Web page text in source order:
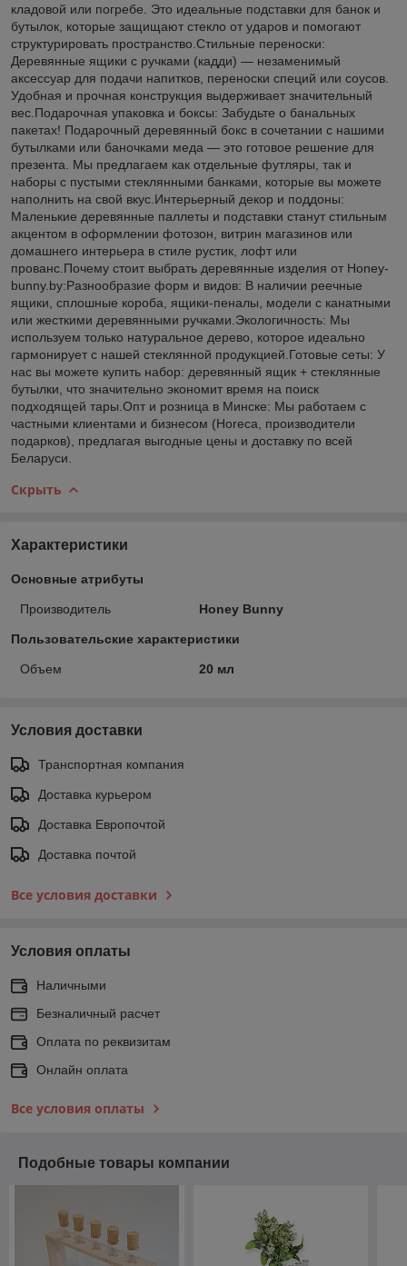
кладовой или погребе. Это идеальные подставки для банок и
бутылок, которые защищают стекло от ударов и помогают
структурировать пространство.Стильные переноски:
Деревянные ящики с ручками (кадди) — незаменимый
аксессуар для подачи напитков, переноски специй или соусов.
Удобная и прочная конструкция выдерживает значительный
вес.Подарочная упаковка и боксы: Забудьте о банальных
пакетах! Подарочный деревянный бокс в сочетании с нашими
бутылками или баночками меда — это готовое решение для
презента. Мы предлагаем как отдельные футляры, так и
наборы с пустыми стеклянными банками, которые вы можете
наполнить на свой вкус.Интерьерный декор и поддоны:
Маленькие деревянные паллеты и подставки станут стильным
акцентом в оформлении фотозон, витрин магазинов или
домашнего интерьера в стиле рустик, лофт или
прованс.Почему стоит выбрать деревянные изделия от Honey-
bunny.by:Разнообразие форм и видов: В наличии реечные
ящики, сплошные короба, ящики-пеналы, модели с канатными
или жесткими деревянными ручками.Экологичность: Мы
используем только натуральное дерево, которое идеально
гармонирует с нашей стеклянной продукцией.Готовые сеты: У
нас вы можете купить набор: деревянный ящик + стеклянные
бутылки, что значительно экономит время на поиск
подходящей тары.Опт и розница в Минске: Мы работаем с
частными клиентами и бизнесом (Horeca, производители
подарков), предлагая выгодные цены и доставку по всей
Беларуси.
Скрыть
Характеристики
Основные атрибуты
Производитель Honey Bunny
Пользовательские характеристики
Объем 20 мл
Условия доставки
Транспортная компания
Доставка курьером
Доставка Европочтой
Доставка почтой
Все условия доставки
Условия оплаты
Наличными
Безналичный расчет
Оплата по реквизитам
Онлайн оплата
Все условия оплаты
Подобные товары компании